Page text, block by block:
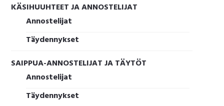
KÄSIHUUHTEET JA ANNOSTELIJAT
Annostelijat
Täydennykset
SAIPPUA-ANNOSTELIJAT JA TÄYTÖT
Annostelijat
Täydennykset